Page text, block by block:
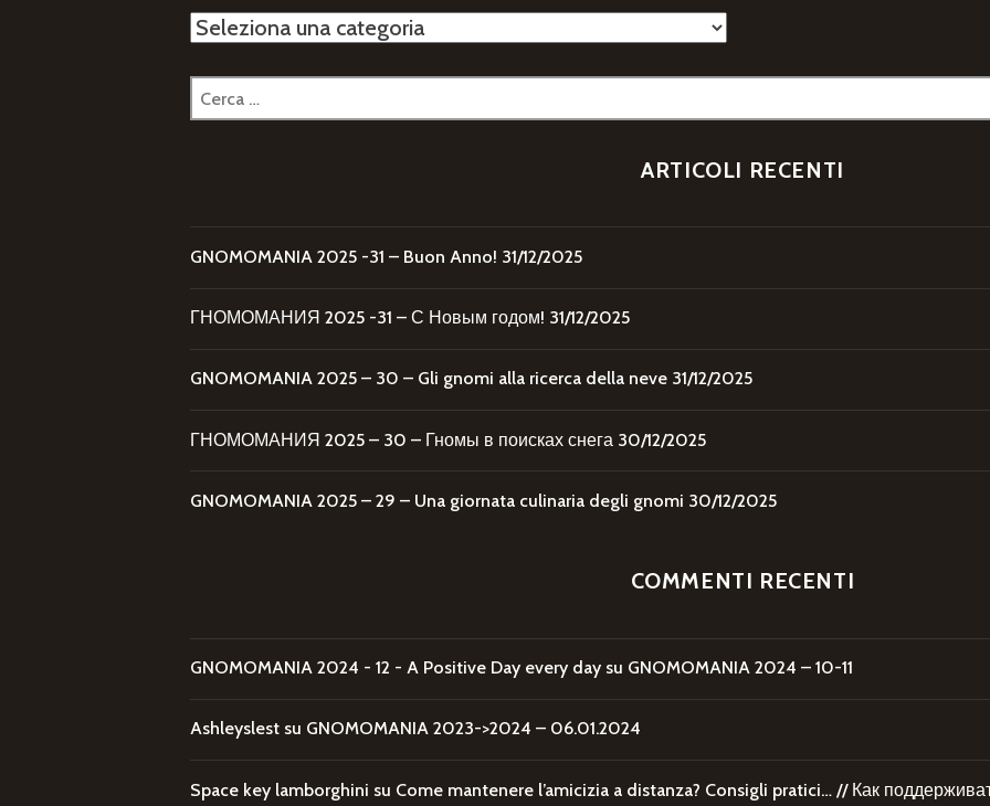
Categorie
Ricerca
per:
ARTICOLI RECENTI
GNOMOMANIA 2025 -31 – Buon Anno! 31/12/2025
ГНОМОМАНИЯ 2025 -31 – С Новым годом! 31/12/2025
GNOMOMANIA 2025 – 30 – Gli gnomi alla ricerca della neve 31/12/2025
ГНОМОМАНИЯ 2025 – 30 – Гномы в поисках снега 30/12/2025
GNOMOMANIA 2025 – 29 – Una giornata culinaria degli gnomi 30/12/2025
COMMENTI RECENTI
GNOMOMANIA 2024 - 12 - A Positive Day every day su GNOMOMANIA 2024 – 10-11
Ashleyslest su GNOMOMANIA 2023->2024 – 06.01.2024
Space key lamborghini su Come mantenere l’amicizia a distanza? Consigli pratici… // Как